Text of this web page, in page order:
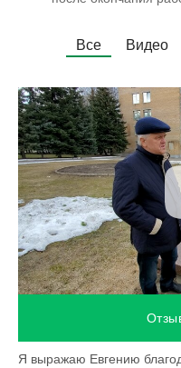
Все Видео
Я выражаю Евгению